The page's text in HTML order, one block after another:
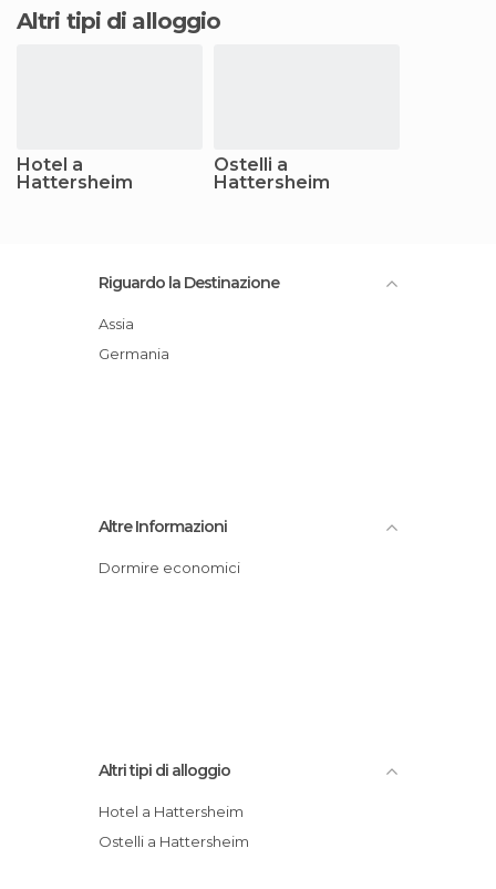
Altri tipi di alloggio
Hotel a
Hattersheim
Ostelli a
Hattersheim
Riguardo la Destinazione
Assia
Germania
Altre Informazioni
Dormire economici
Altri tipi di alloggio
Hotel a Hattersheim
Ostelli a Hattersheim